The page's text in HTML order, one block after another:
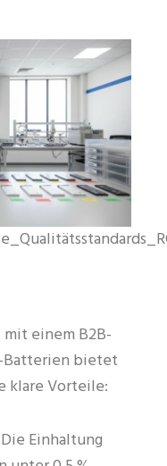
einem B2B-
Batterien bietet
klare Vorteile:
Die Einhaltung